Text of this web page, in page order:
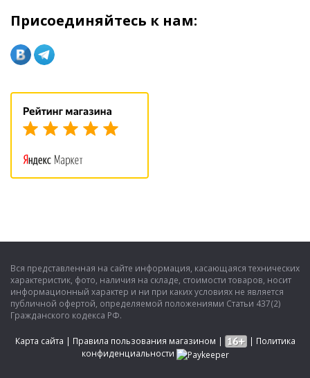
Присоединяйтесь к нам:
Вся представленная на сайте информация, касающаяся технических
характеристик, фото, наличия на складе, стоимости товаров, носит
информационный характер и ни при каких условиях не является
публичной офертой, определяемой положениями Статьи 437(2)
Гражданского кодекса РФ.
Карта сайта | Правила пользования магазином | | Политика
конфиденциальности